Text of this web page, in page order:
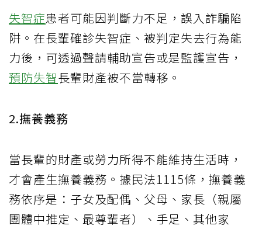
失智症患者可能因判斷力不足，誤入詐騙陷
阱。在長輩確診失智症、被判定失去行為能
力後，可透過聲請輔助宣告或是監護宣告，
預防失智長輩財產被不當轉移。
2.撫養義務
當長輩的財產或勞力所得不能維持生活時，
才會產生撫養義務。據民法1115條，撫養義
務依序是：子女及配偶、父母、家長（親屬
團體中推定、最尊輩者）、手足、其他家